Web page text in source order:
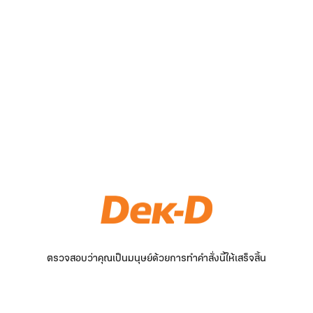
ตรวจสอบว่าคุณเป็นมนุษย์ด้วยการทำคำสั่งนี้ให้เสร็จสิ้น